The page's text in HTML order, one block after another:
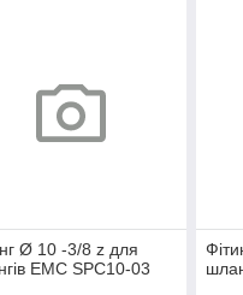
Ø 10 -3/8 z для
EMC SPC10-03